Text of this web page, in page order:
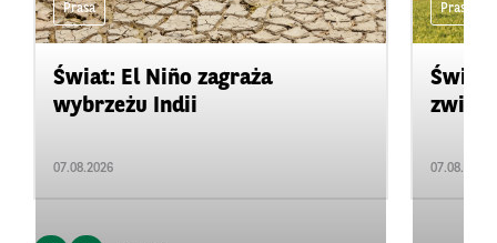
Prasa
Świat: El Niño zagraża
wybrzeżu Indii
07.08.2026
Prasa
07.08.2026